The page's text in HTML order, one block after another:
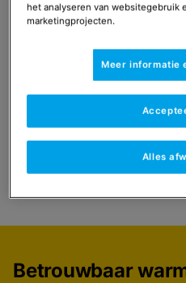
Leverbaar als
1-spiraal 181 L / 283 L
2-spiralen 281 L
Vind een
Navigeer naar
Betrouwbaar
het analyseren van websitegebruik
marketingprojecten.
Meer informatie
Alles